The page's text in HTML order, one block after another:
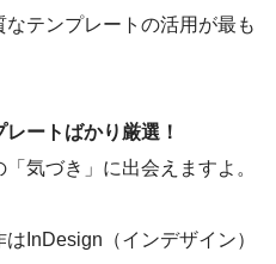
テンプレートの活用が最も
ートばかり厳選！
気づき」に出会えますよ。
InDesign（インデザイン）